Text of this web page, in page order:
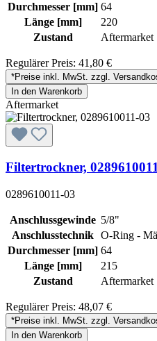
Durchmesser [mm] 64
Länge [mm]
220
Zustand
Aftermarket
Regulärer Preis: 41,80 €
*Preise inkl. MwSt. zzgl.
In den Warenkorb
Aftermarket
Filtertrockner,
0289610011-03
Anschlussgewinde 5/8"
Anschlusstechnik O-Ring -
Durchmesser [mm] 64
Länge [mm]
215
Zustand
Aftermarket
Regulärer Preis: 48,07 €
*Preise inkl. MwSt. zzgl.
In den Warenkorb